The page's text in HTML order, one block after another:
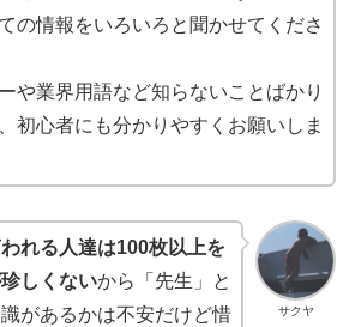
の情報をいろいろと聞かせてくださ
や業界用語など知らないことばかり
初心者にも分かりやすくお願いしま
サクヤ
れる人達は100枚以上を
しくないから「先生」と
があるかは不安だけど惜